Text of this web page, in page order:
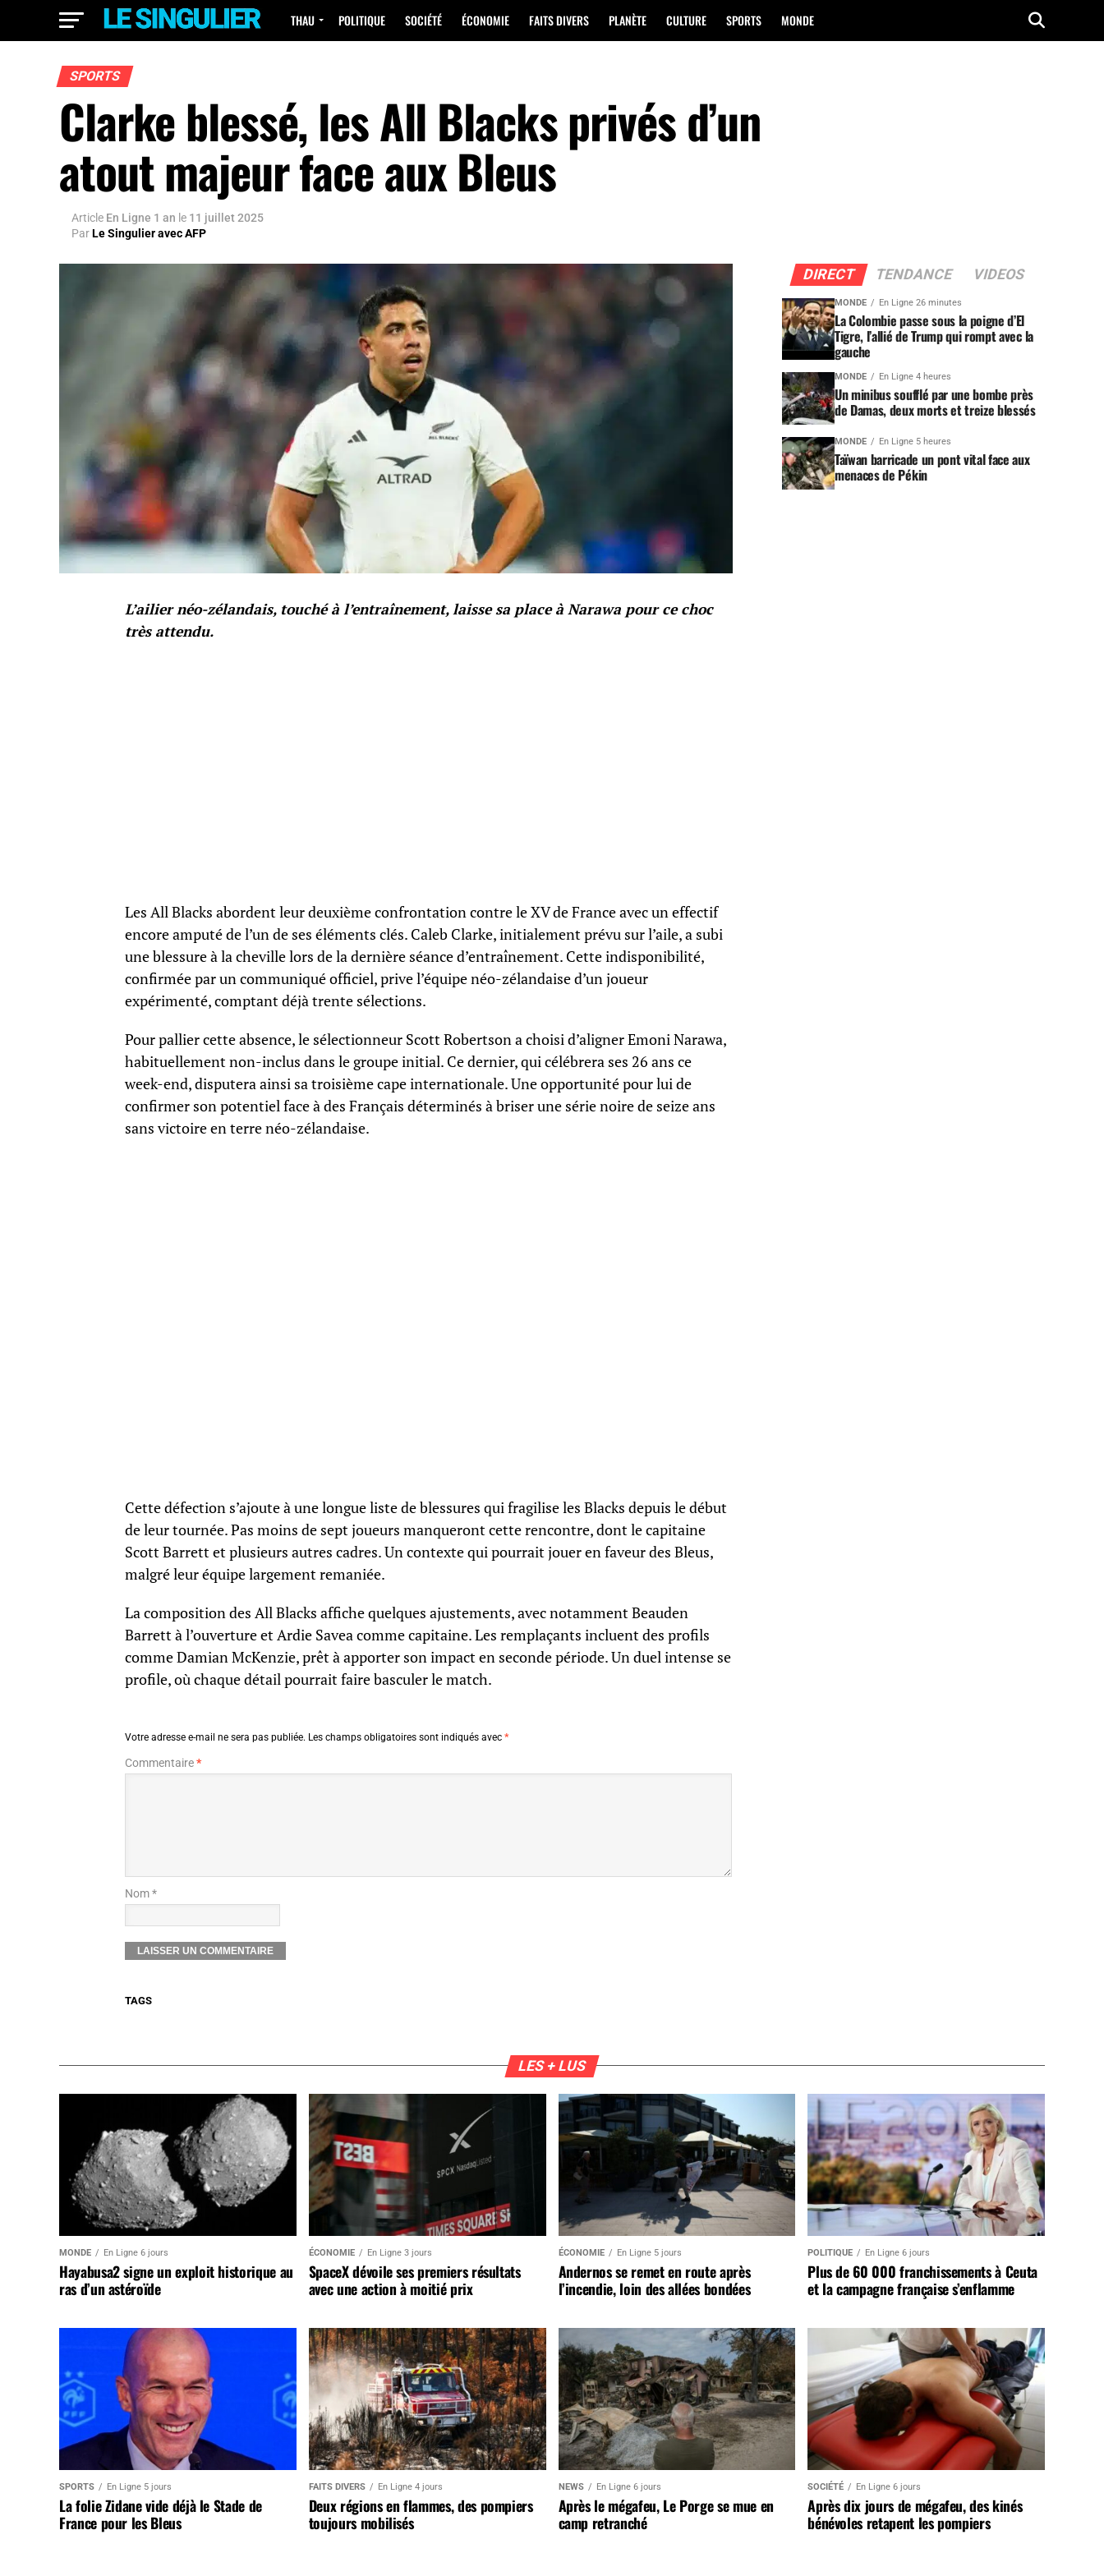
THAU POLITIQUE SOCIÉTÉ ÉCONOMIE FAITS DIVERS PLANÈTE CULTURE SPORTS MONDE
SPORTS
Clarke blessé, les All Blacks privés d’un
atout majeur face aux Bleus
Article En Ligne 1 an le 11 juillet 2025
ParLe Singulier avec AFP
L’ailier néo-zélandais, touché à l’entraînement, laisse sa place à Narawa pour ce choc
très attendu.
Les All Blacks abordent leur deuxième confrontation contre le XV de France avec un effectif
encore amputé de l’un de ses éléments clés. Caleb Clarke, initialement prévu sur l’aile, a subi
une blessure à la cheville lors de la dernière séance d’entraînement. Cette indisponibilité,
confirmée par un communiqué officiel, prive l’équipe néo-zélandaise d’un joueur
expérimenté, comptant déjà trente sélections.
Pour pallier cette absence, le sélectionneur Scott Robertson a choisi d’aligner Emoni Narawa,
habituellement non-inclus dans le groupe initial. Ce dernier, qui célébrera ses 26 ans ce
week-end, disputera ainsi sa troisième cape internationale. Une opportunité pour lui de
confirmer son potentiel face à des Français déterminés à briser une série noire de seize ans
sans victoire en terre néo-zélandaise.
Cette défection s’ajoute à une longue liste de blessures qui fragilise les Blacks depuis le début
de leur tournée. Pas moins de sept joueurs manqueront cette rencontre, dont le capitaine
Scott Barrett et plusieurs autres cadres. Un contexte qui pourrait jouer en faveur des Bleus,
malgré leur équipe largement remaniée.
La composition des All Blacks affiche quelques ajustements, avec notamment Beauden
Barrett à l’ouverture et Ardie Savea comme capitaine. Les remplaçants incluent des profils
comme Damian McKenzie, prêt à apporter son impact en seconde période. Un duel intense se
profile, où chaque détail pourrait faire basculer le match.
Votre adresse e-mail ne sera pas publiée. Les champs obligatoires sont indiqués avec *
Commentaire*
Nom *
TAGS
DIRECT TENDANCE VIDEOS
MONDE En Ligne 26 minutes
La Colombie passe sous la poigne d’El
Tigre, l’allié de Trump qui rompt avec la
gauche
MONDE En Ligne 4 heures
Un minibus soufflé par une bombe près
de Damas, deux morts et treize blessés
MONDE En Ligne 5 heures
Taïwan barricade un pont vital face aux
menaces de Pékin
LES + LUS
MONDE En Ligne 6 jours
Hayabusa2 signe un exploit historique au
ras d’un astéroïde
ÉCONOMIE En Ligne 3 jours
SpaceX dévoile ses premiers résultats
avec une action à moitié prix
ÉCONOMIE En Ligne 5 jours
Andernos se remet en route après
l’incendie, loin des allées bondées
POLITIQUE En Ligne 6 jours
Plus de 60 000 franchissements à Ceuta
et la campagne française s’enflamme
SPORTS En Ligne 5 jours
La folie Zidane vide déjà le Stade de
France pour les Bleus
FAITS DIVERS En Ligne 4 jours
Deux régions en flammes, des pompiers
toujours mobilisés
NEWS En Ligne 6 jours
Après le mégafeu, Le Porge se mue en
camp retranché
SOCIÉTÉ En Ligne 6 jours
Après dix jours de mégafeu, des kinés
bénévoles retapent les pompiers